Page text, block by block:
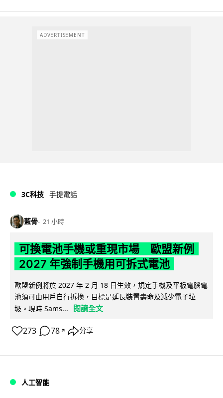
ADVERTISEMENT
3C科技 手提電話
藍骨 21 小時
可換電池手機或重現市場 歐盟新例
2027 年強制手機用可拆式電池
歐盟新例將於 2027 年 2 月 18 日生效，規定手機及平板電腦電
池須可由用戶自行拆換，目標是延長裝置壽命及減少電子垃
圾。現時 Sams...
閱讀全文
273 78 ↗ 分享
人工智能